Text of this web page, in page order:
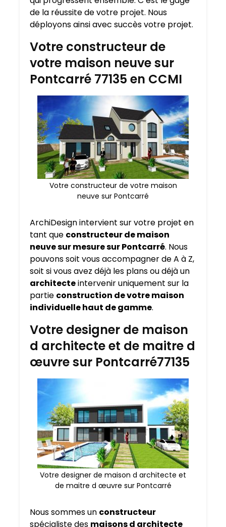
de la réussite de votre projet. Nous
déployons ainsi avec succès votre projet.
Votre constructeur de
votre maison neuve sur
Pontcarré 77135 en CCMI
Votre constructeur de votre maison
neuve sur Pontcarré
ArchiDesign intervient sur votre projet en
tant que constructeur de maison
neuve sur mesure surPontcarré. Nous
pouvons soit vous accompagner de A à Z,
soit si vous avez déjà les plans ou déjà un
architecteintervenir uniquement sur la
partie construction de votre maison
individuelle haut de gamme.
Votre designer de maison
d architecte et de maitre d
œuvre sur Pontcarré77135
Votre designer de maison d architecte et
de maitre d œuvre sur Pontcarré
Nous sommes un constructeur
spécialiste des maisons d architecte